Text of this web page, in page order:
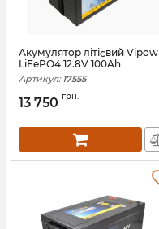
Акумулятор літієвий Vipow
LiFePO4 12.8V 100Ah
Артикул: 17555
13 750 грн.